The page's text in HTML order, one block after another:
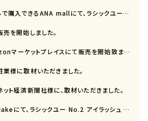
入できるANA mallにて、ラシックユーの販売を開始しました。
を開始しました。
マーケットプレイスにて販売を開始致ました。
業様に取材いただきました。
ット経済新聞社様に、取材いただきました。
て、ラシックユー No.2 アイラッシュ セラムが先行販売開始